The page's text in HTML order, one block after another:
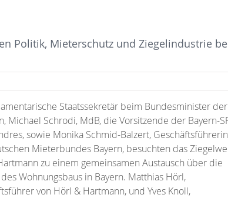
Politik, Mieterschutz und Ziegelindustrie
Staatssekretär beim Bundesminister der
Michael Schrodi, MdB, die Vorsitzende der Bayern-
sowie Monika Schmid-Balzert, Geschäftsführerin
Mieterbundes Bayern, besuchten das
zu einem gemeinsamen Austausch über die
Wohnungsbaus in Bayern. Matthias Hörl,
von Hörl & Hartmann, und Yves Knoll,